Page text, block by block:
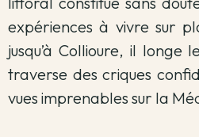
expériences à vivre sur
jusqu’à Collioure, il longe
traverse des criques
vues imprenables sur la